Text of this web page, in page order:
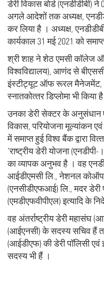
डेरी विकास बोर्ड
अगले आदेशों तक अध्यक्ष,
कर लिया है । अध्यक्ष,
कार्यकाल 31 मई 2021 को
श्री शाह ने शेठ एमसी कॉलेज
विश्वविद्यालय), आणंद से
इंस्‍टीट्यूट ऑफ रूरल मैनेजमेंट,
स्‍नातकोत्‍तर डिप्‍लोमा भी किया
उनका डेरी सेक्‍टर के अनुसंधान
विकास, परियोजना मूल्‍यांकन
में समाप्‍त हुई विश्‍व बैंक द्वारा
‘राष्‍ट्रीय डेरी योजना
का व्‍यापक अनुभव है । वह
आईडीएमसी लि., नेशनल
(एनसीडीएफआई) लि., मदर
(एमडीएफवीपीएल) इत्‍यादि के
वह अंतर्राष्‍ट्रीय डेरी महासंघ
(आईएनसी) के सदस्‍य सचिव हैं
(आईडीएफ) की डेरी पॉलिसी एवं
सदस्‍य भी हैं ।